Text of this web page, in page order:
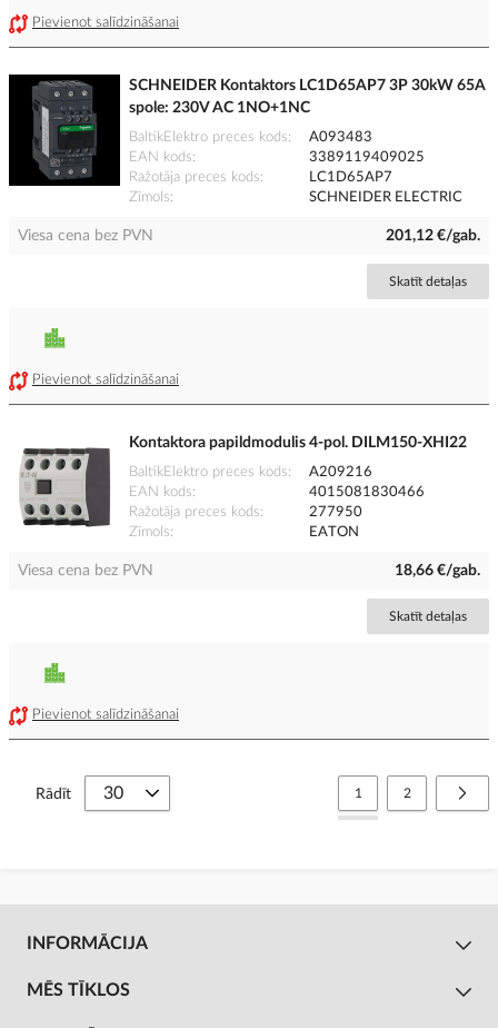
Pievienot salīdzināšanai
SCHNEIDER Kontaktors LC1D65AP7 3P 30kW 65A
spole: 230V AC 1NO+1NC
BaltikElektro preces kods
A093483
EAN kods
3389119409025
Ražotāja preces kods
LC1D65AP7
Zīmols
SCHNEIDER ELECTRIC
Viesa cena bez PVN 201,12 €/gab.
Skatīt detaļas
Pievienot salīdzināšanai
Kontaktora papildmodulis 4-pol. DILM150-XHI22
BaltikElektro preces kods
A209216
EAN kods
4015081830466
Ražotāja preces kods
277950
Zīmols
EATON
Viesa cena bez PVN 18,66 €/gab.
Skatīt detaļas
Pievienot salīdzināšanai
LapaYou're currently reading
1 Lapa
2
Rādīt
INFORMĀCIJA
MĒS TĪKLOS